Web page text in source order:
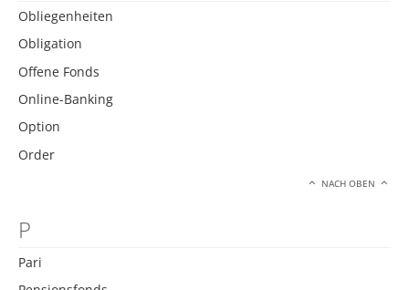
Obliegenheiten
Obligation
Offene Fonds
Online-Banking
Option
Order
NACH OBEN
P
Pari